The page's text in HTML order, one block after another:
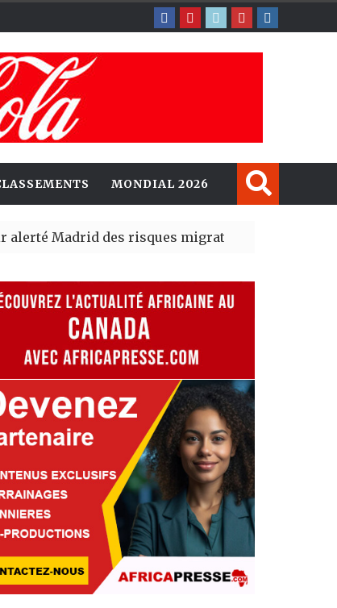
MONDIAL 2026
des risques migratoires dès juillet